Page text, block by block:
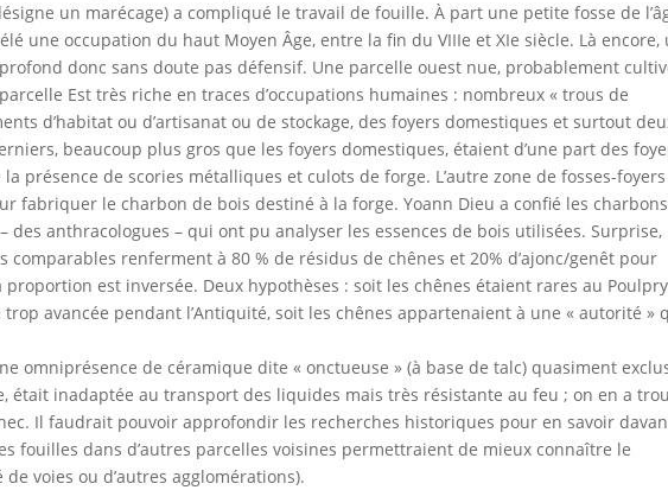
un marécage) a compliqué le travail de fouille. À part une petite fosse de
une occupation du haut Moyen Âge, entre la fin du VIIIe et XIe siècle. Là encore,
donc sans doute pas défensif. Une parcelle ouest nue, probablement
Est très riche en traces d’occupations humaines : nombreux « trous de
d’habitat ou d’artisanat ou de stockage, des foyers domestiques et surtout
beaucoup plus gros que les foyers domestiques, étaient d’une part des
présence de scories métalliques et culots de forge. L’autre zone de fosses-foyers
fabriquer le charbon de bois destiné à la forge. Yoann Dieu a confié les
des anthracologues – qui ont pu analyser les essences de bois utilisées. Surprise,
renferment à 80 % de résidus de chênes et 20% d’ajonc/genêt pour
est inversée. Deux hypothèses : soit les chênes étaient rares au
avancée pendant l’Antiquité, soit les chênes appartenaient à une « autorité »
omniprésence de céramique dite « onctueuse » (à base de talc) quasiment
était inadaptée au transport des liquides mais très résistante au feu ; on en a
Il faudrait pouvoir approfondir les recherches historiques pour en savoir
fouilles dans d’autres parcelles voisines permettraient de mieux connaître le
voies ou d’autres agglomérations).